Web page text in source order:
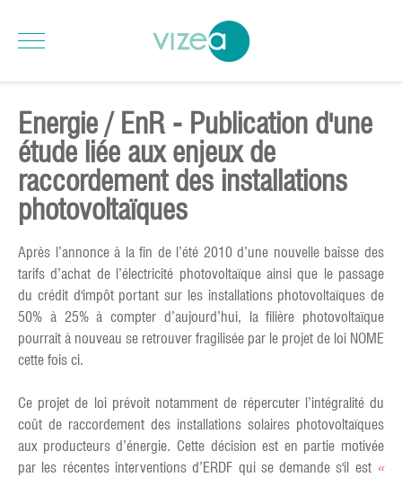
Energie / EnR - Publication d'une
étude liée aux enjeux de
raccordement des installations
photovoltaïques
Après l’annonce à la fin de l’été 2010 d’une nouvelle baisse des
tarifs d’achat de l’électricité photovoltaïque ainsi que le passage
du crédit d'impôt portant sur les installations photovoltaïques de
50% à 25% à compter d’aujourd’hui, la filière photovoltaïque
pourrait à nouveau se retrouver fragilisée par le projet de loi NOME
cette fois ci.
Ce projet de loi prévoit notamment de répercuter l’intégralité du
coût de raccordement des installations solaires photovoltaïques
aux producteurs d’énergie. Cette décision est en partie motivée
par les récentes interventions d’ERDF qui se demande s'il est «